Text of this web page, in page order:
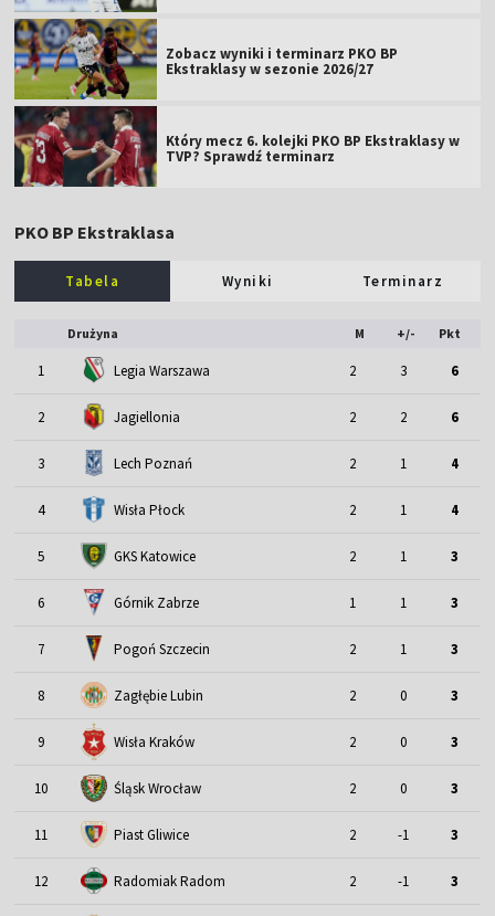
Zobacz wyniki i terminarz PKO BP
Ekstraklasy w sezonie 2026/27
Który mecz 6. kolejki PKO BP Ekstraklasy w
TVP? Sprawdź terminarz
PKO BP Ekstraklasa
Tabela Wyniki Terminarz
Drużyna M +/- Pkt
1 Legia Warszawa 2 3 6
2 Jagiellonia 2 2 6
3 Lech Poznań 2 1 4
4 Wisła Płock 2 1 4
5 GKS Katowice 2 1 3
6 Górnik Zabrze 1 1 3
7 Pogoń Szczecin 2 1 3
8 Zagłębie Lubin 2 0 3
9 Wisła Kraków 2 0 3
10 Śląsk Wrocław 2 0 3
11 Piast Gliwice 2 -1 3
12 Radomiak Radom 2 -1 3